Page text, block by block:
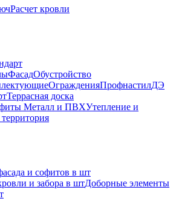
Расчет кровли
ФасадОбустройство
ОгражденияПрофнастилДЭ
Террасная доска
Металл и ПВХУтепление и
и софитов в шт
и забора в штДоборные элементы